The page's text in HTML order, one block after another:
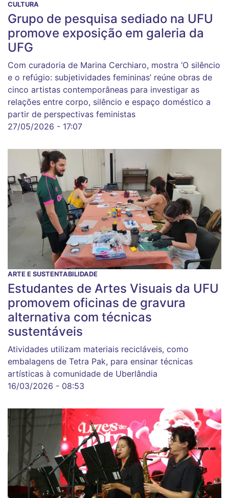
CULTURA
Grupo de pesquisa sediado na UFU
promove exposição em galeria da
UFG
Com curadoria de Marina Cerchiaro, mostra ‘O silêncio
e o refúgio: subjetividades femininas’ reúne obras de
cinco artistas contemporâneas para investigar as
relações entre corpo, silêncio e espaço doméstico a
partir de perspectivas feministas
27/05/2026 - 17:07
ARTE E SUSTENTABILIDADE
Estudantes de Artes Visuais da UFU
promovem oficinas de gravura
alternativa com técnicas
sustentáveis
Atividades utilizam materiais recicláveis, como
embalagens de Tetra Pak, para ensinar técnicas
artísticas à comunidade de Uberlândia
16/03/2026 - 08:53